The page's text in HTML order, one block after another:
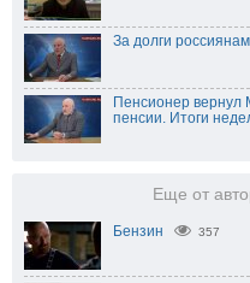
За долги
Пенсионер вернул
пенсии. Итоги
Еще от
Бензин 357